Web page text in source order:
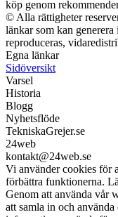
köp genom
© Alla rättigheter
länkar som kan
reproduceras,
Egna länkar
Sidöversikt
Varsel
Historia
Blogg
Nyhetsflöde
TekniskaGrejer.se
24web
kontakt@24web.se
Vi använder cookies för
förbättra funktionerna.
Genom att använda vår
att samla in och